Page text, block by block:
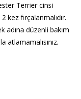
Terrier cinsi
kez fırçalanmalıdır.
düzenli bakım
atlamamalısınız.